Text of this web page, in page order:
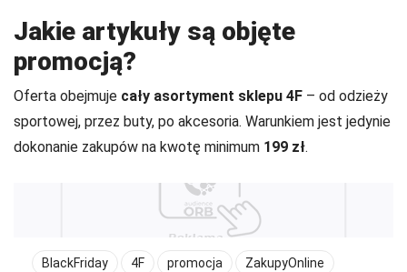
Jakie artykuły są objęte
promocją?
Oferta obejmuje cały asortyment sklepu 4F – od odzieży
sportowej, przez buty, po akcesoria. Warunkiem jest jedynie
dokonanie zakupów na kwotę minimum 199 zł.
BlackFriday 4F promocja ZakupyOnline